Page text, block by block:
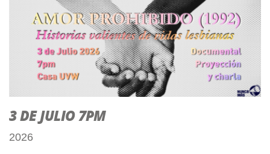
3 DE JULIO 7PM
2026